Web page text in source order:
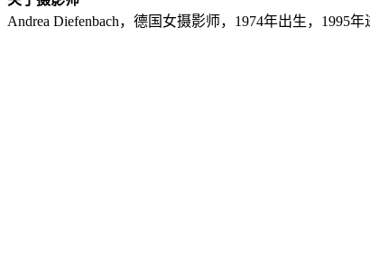
Andrea Diefenbach，德国女摄影师，1974年出生，1995